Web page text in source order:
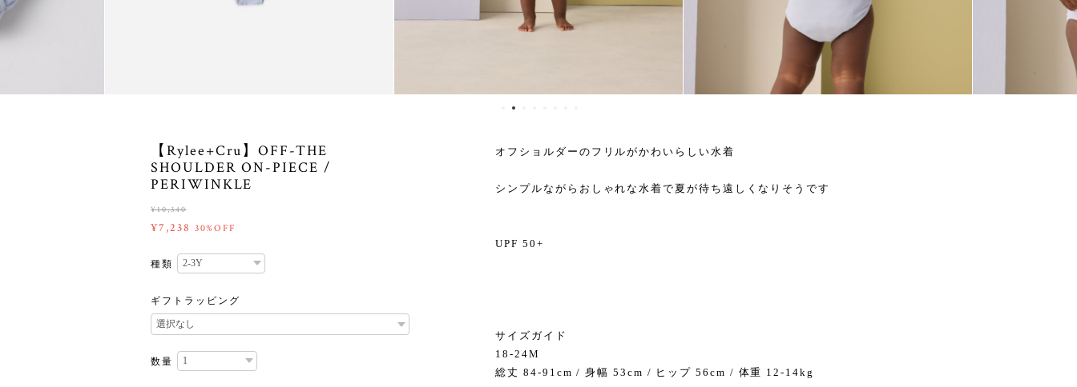
【Rylee+Cru】OFF-THE
SHOULDER ON-PIECE /
PERIWINKLE
¥10,340
¥7,238 30%OFF
種類
ギフトラッピング
数量
オフショルダーのフリルがかわいらしい水着
シンプルながらおしゃれな水着で夏が待ち遠しくなりそうです
UPF 50+
サイズガイド
18-24M
総丈 84-91cm / 身幅 53cm / ヒップ 56cm / 体重 12-14kg